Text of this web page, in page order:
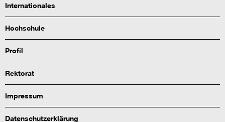
Internationales
Hochschule
Profil
Rektorat
Impressum
Datenschutzerklärung